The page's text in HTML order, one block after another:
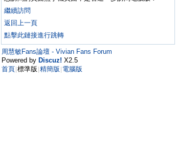
繼續訪問
返回上一頁
點擊此鏈接進行跳轉
周慧敏Fans論壇 - Vivian Fans Forum
Powered by Discuz! X2.5
首頁 標準版 精簡版 電腦版